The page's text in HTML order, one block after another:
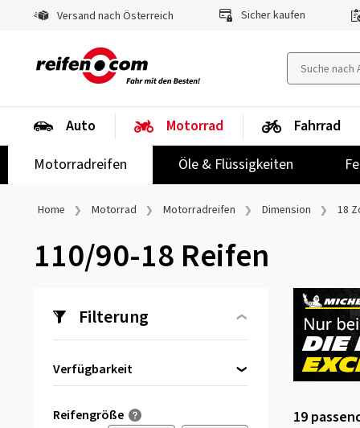
Versand nach Österreich Sicher kaufen
Auto
Motorrad
Motorradreifen
Öle & Flüssigkeiten
Fahrrad
Home Motorrad Motorradreifen Dimension 18
110/90-18 Reifen
Filterung
Verfügbarkeit
Reifengröße
19